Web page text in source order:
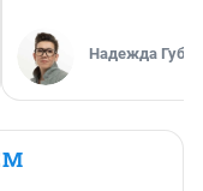
Надежда